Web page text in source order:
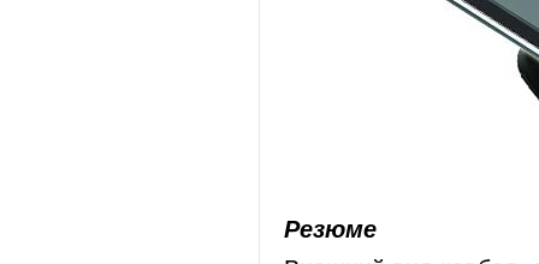
Резюме